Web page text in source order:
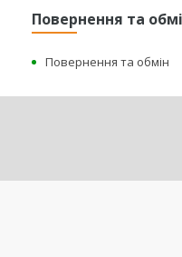
Повернення та
Повернення та обмін